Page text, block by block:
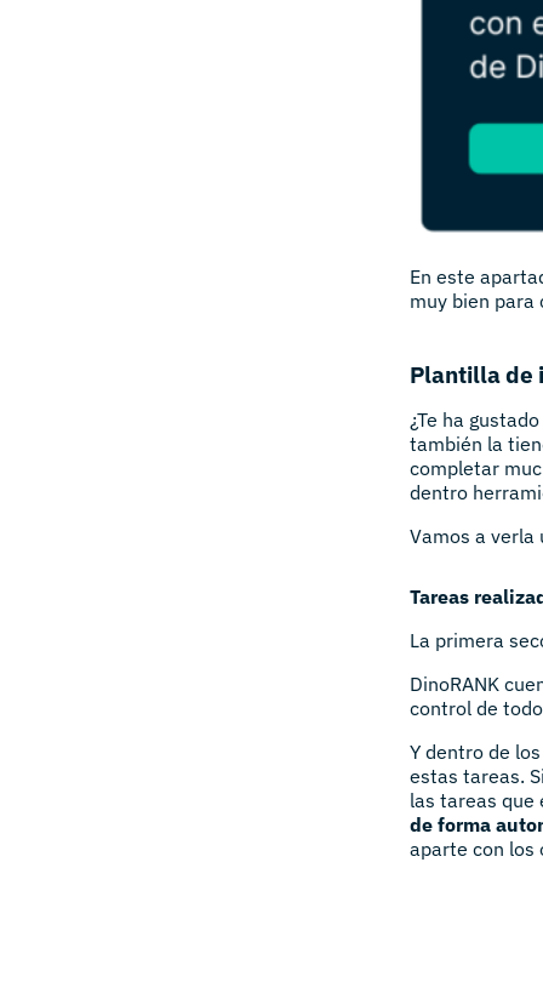
En este
muy bien
Plantilla de
¿Te ha
también la
completar
dentro
Vamos a verla
Tareas
La primera
DinoRANK
control de
Y dentro de
estas tareas.
las tareas que
de forma
aparte con los